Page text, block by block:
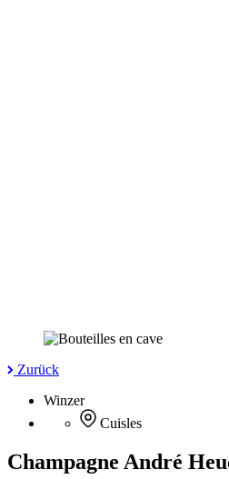
Zurück
Winzer
Cuisles
Champagne André